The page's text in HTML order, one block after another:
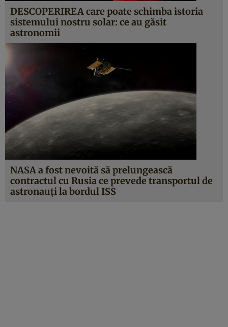
DESCOPERIREA care poate schimba istoria
sistemului nostru solar: ce au găsit
astronomii
NASA a fost nevoită să prelungească
contractul cu Rusia ce prevede transportul de
astronauţi la bordul ISS